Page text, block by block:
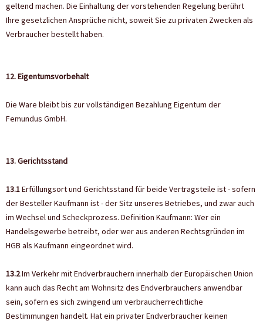
geltend machen. Die Einhaltung der vorstehenden Regelung berührt
Ihre gesetzlichen Ansprüche nicht, soweit Sie zu privaten Zwecken als
Verbraucher bestellt haben.
12. Eigentumsvorbehalt
Die Ware bleibt bis zur vollständigen Bezahlung Eigentum der
Femundus GmbH.
13. Gerichtsstand
13.1Erfüllungsort und Gerichtsstand für beide Vertragsteile ist - sofern
der Besteller Kaufmann ist - der Sitz unseres Betriebes, und zwar auch
im Wechsel und Scheckprozess. Definition Kaufmann: Wer ein
Handelsgewerbe betreibt, oder wer aus anderen Rechtsgründen im
HGB als Kaufmann eingeordnet wird.
13.2Im Verkehr mit Endverbrauchern innerhalb der Europäischen Union
kann auch das Recht am Wohnsitz des Endverbrauchers anwendbar
sein, sofern es sich zwingend um verbraucherrechtliche
Bestimmungen handelt. Hat ein privater Endverbraucher keinen